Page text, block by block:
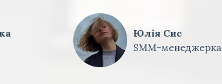
Юлія Сис
SMM-менеджерка